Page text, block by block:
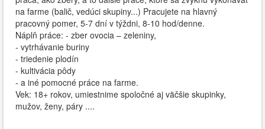
na farme (balič, vedúci skupiny...) Pracujete na hlavný
pracovný pomer, 5-7 dní v týždni, 8-10 hod/denne.
Náplň práce: - zber ovocia – zeleniny,
- vytrhávanie buriny
- triedenie plodín
- kultivácia pôdy
- a iné pomocné práce na farme.
Vek: 18+ rokov, umiestnime spoločné aj väčšie skupinky,
mužov, ženy, páry ....